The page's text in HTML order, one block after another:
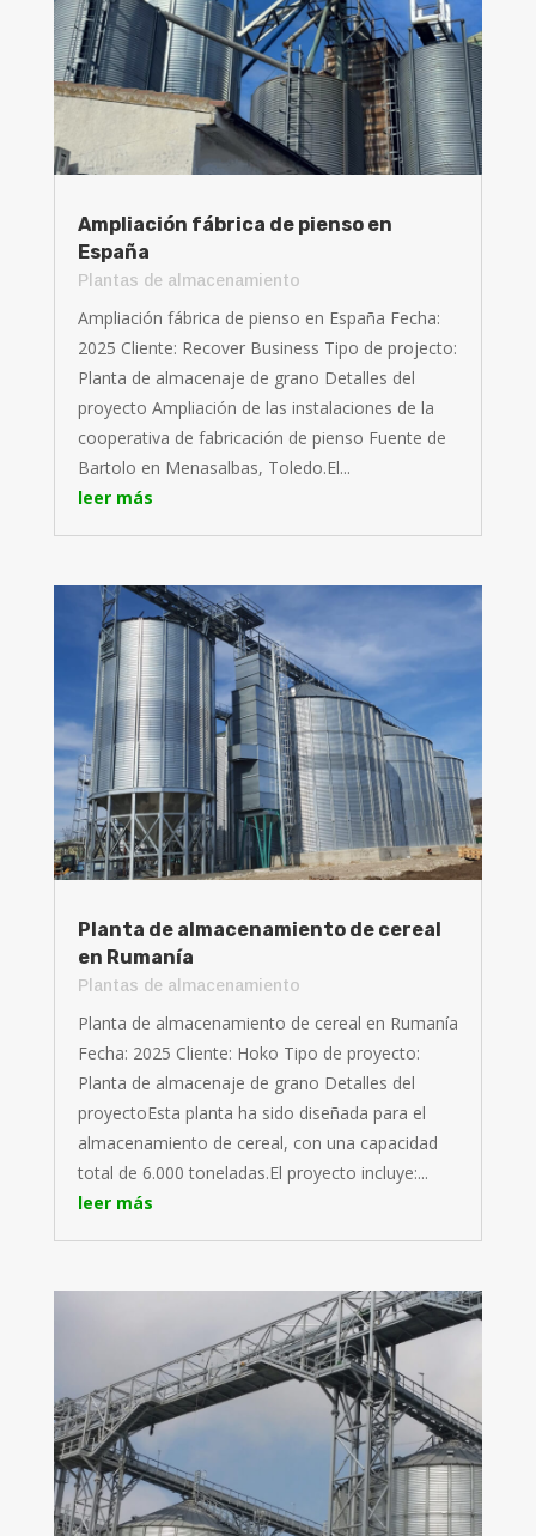
Ampliación fábrica de pienso en
España
Plantas de almacenamiento
Ampliación fábrica de pienso en España Fecha:
2025 Cliente: Recover Business Tipo de projecto:
Planta de almacenaje de grano Detalles del
proyecto Ampliación de las instalaciones de la
cooperativa de fabricación de pienso Fuente de
Bartolo en Menasalbas, Toledo.El...
leer más
Planta de almacenamiento de cereal
en Rumanía
Plantas de almacenamiento
Planta de almacenamiento de cereal en Rumanía
Fecha: 2025 Cliente: Hoko Tipo de proyecto:
Planta de almacenaje de grano Detalles del
proyectoEsta planta ha sido diseñada para el
almacenamiento de cereal, con una capacidad
total de 6.000 toneladas.El proyecto incluye:...
leer más